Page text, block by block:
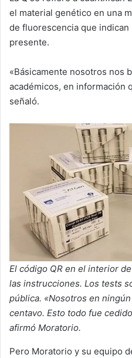
el material genético en una
de fluorescencia que indican
presente.
«Básicamente nosotros nos
académicos, en información
señaló.
El código QR en el interior
las instrucciones. Los tests
pública. «Nosotros en
centavo. Esto todo fue
afirmó Moratorio.
Pero Moratorio y su equipo